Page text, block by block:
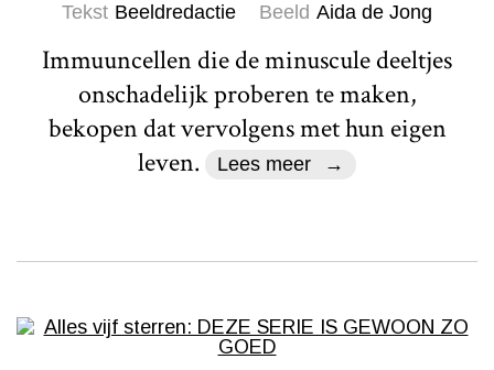
Tekst Beeldredactie Beeld Aida de Jong
Immuuncellen die de minuscule deeltjes
onschadelijk proberen te maken,
bekopen dat vervolgens met hun eigen
leven.
Lees meer